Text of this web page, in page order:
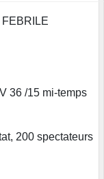
36 /15 mi-temps
200 spectateurs